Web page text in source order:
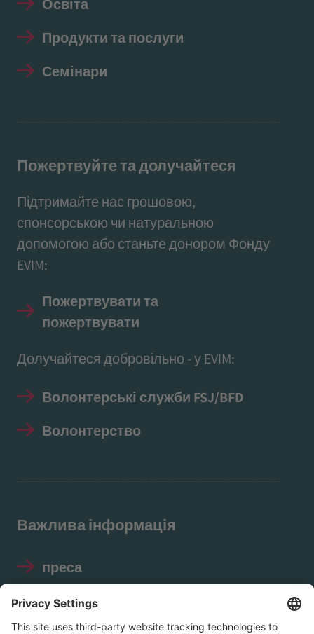
Освіта
Продукти та послуги
Семінари
Пожертвуйте та долучайтеся
Підтримайте нас грошовою,
спонсорською чи натуральною
допомогою або станьте донором Фонду
EVIM:
Пожертвувати та
пожертвувати
Долучайтеся добровільно - у EVIM:
Волонтерські служби FSJ/BFD
Волонтерство
Важлива інформація
преса
Відбиток